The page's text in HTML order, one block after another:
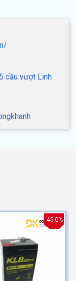
cầu vượt Linh
-45.0%